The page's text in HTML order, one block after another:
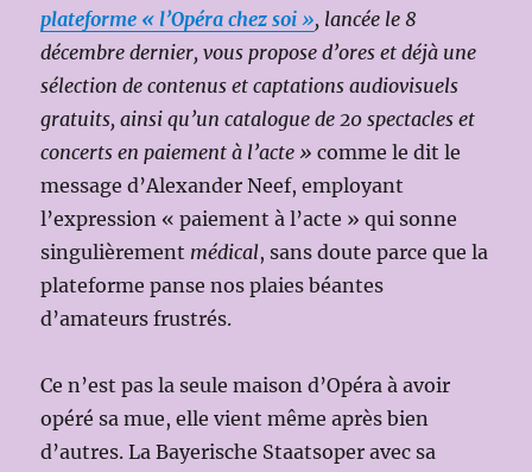
plateforme « l’Opéra chez soi », lancée le 8
décembre dernier, vous propose d’ores et déjà une
sélection de contenus et captations audiovisuels
gratuits, ainsi qu’un catalogue de 20 spectacles et
concerts en paiement à l’acte »comme le dit le
message d’Alexander Neef, employant
l’expression « paiement à l’acte » qui sonne
singulièrement médical, sans doute parce que la
plateforme panse nos plaies béantes
d’amateurs frustrés.
Ce n’est pas la seule maison d’Opéra à avoir
opéré sa mue, elle vient même après bien
d’autres. La Bayerische Staatsoper avec sa